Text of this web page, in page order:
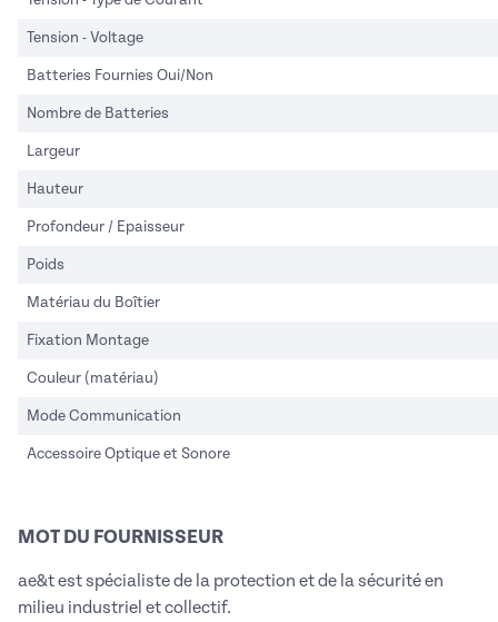
Tension - Voltage
Batteries Fournies Oui/Non
Nombre de Batteries
Largeur
Hauteur
Profondeur / Epaisseur
Poids
Matériau du Boîtier
Fixation Montage
Couleur (matériau)
Mode Communication
Accessoire Optique et Sonore
MOT DU FOURNISSEUR
ae&t est spécialiste de la protection et de la sécurité en
milieu industriel et collectif.